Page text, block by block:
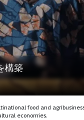
構築
food and
economies.